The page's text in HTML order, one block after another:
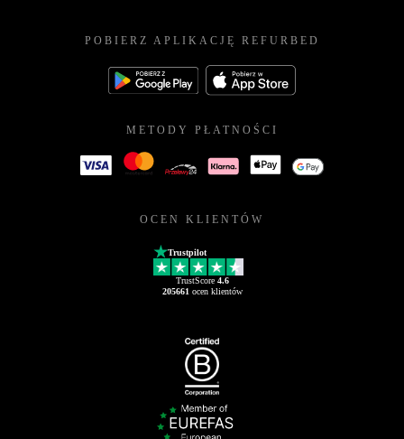
POBIERZ APLIKACJĘ REFURBED
METODY PŁATNOŚCI
OCEN KLIENTÓW
Trustpilot
TrustScore 4.6
205661 ocen klientów